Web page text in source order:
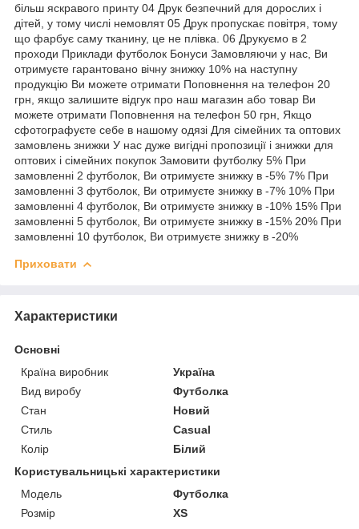
більш яскравого принту 04 Друк безпечний для дорослих і
дітей, у тому числі немовлят 05 Друк пропускає повітря, тому
що фарбує саму тканину, це не плівка. 06 Друкуємо в 2
проходи Приклади футболок Бонуси Замовляючи у нас, Ви
отримуєте гарантовано вічну знижку 10% на наступну
продукцію Ви можете отримати Поповнення на телефон 20
грн, якщо залишите відгук про наш магазин або товар Ви
можете отримати Поповнення на телефон 50 грн, Якщо
сфотографуєте себе в нашому одязі Для сімейних та оптових
замовлень знижки У нас дуже вигідні пропозиції і знижки для
оптових і сімейних покупок Замовити футболку 5% При
замовленні 2 футболок, Ви отримуєте знижку в -5% 7% При
замовленні 3 футболок, Ви отримуєте знижку в -7% 10% При
замовленні 4 футболок, Ви отримуєте знижку в -10% 15% При
замовленні 5 футболок, Ви отримуєте знижку в -15% 20% При
замовленні 10 футболок, Ви отримуєте знижку в -20%
Приховати
Характеристики
Основні
Країна виробник
Україна
Вид виробу
Футболка
Стан
Новий
Стиль
Casual
Колір
Білий
Користувальницькі характеристики
Мoдель
Футболка
Розмір
XS